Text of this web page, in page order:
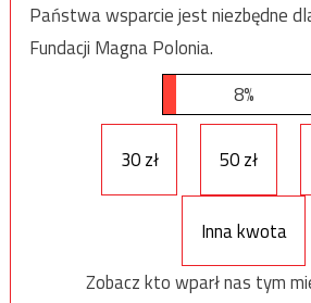
Państwa wsparcie jest niezbędne
Fundacji Magna Polonia.
8%
30 zł 50 zł
Inna kwota
Zobacz kto wparł nas tym